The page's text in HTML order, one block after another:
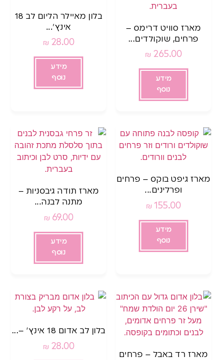
מארז סוויט דרימס –
פרחים, שוקולדים...
265.00
₪
מידע
נוסף
בלון מאיילר הליום לב 18
אינץ’...
28.00
₪
מידע
נוסף
מארז גיפט בוקס – פרחים
ופרלינים...
155.00
₪
מידע
נוסף
מארז תודה גיבסניות –
מתנה לבנה...
69.00
₪
מידע
נוסף
מארז רד באבל – פרחים
בלון לב אדום 18 אינץ’ –...
28.00
₪